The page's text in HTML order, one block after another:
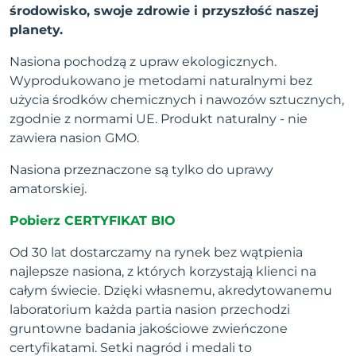
środowisko, swoje zdrowie i przyszłość naszej
planety.
Nasiona pochodzą z upraw ekologicznych.
Wyprodukowano je metodami naturalnymi bez
użycia środków chemicznych i nawozów sztucznych,
zgodnie z normami UE. Produkt naturalny - nie
zawiera nasion GMO.
Nasiona przeznaczone są tylko do uprawy
amatorskiej.
Pobierz CERTYFIKAT BIO
Od 30 lat dostarczamy na rynek bez wątpienia
najlepsze nasiona, z których korzystają klienci na
całym świecie. Dzięki własnemu, akredytowanemu
laboratorium każda partia nasion przechodzi
gruntowne badania jakościowe zwieńczone
certyfikatami. Setki nagród i medali to